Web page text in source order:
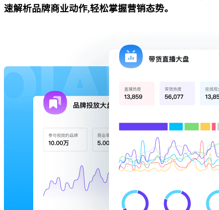
速解析品牌商业动作,轻松掌握营销态势。